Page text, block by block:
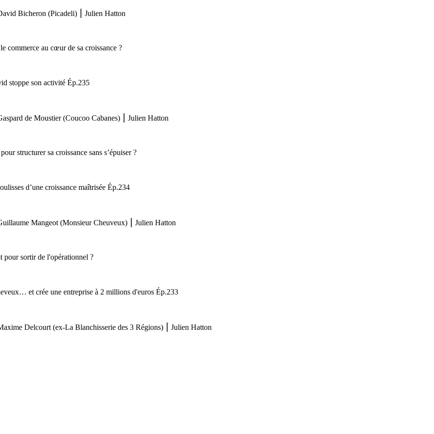
Bicheron (Picadeli) ⎮ Julien Hatton
commerce au cœur de sa croissance ?
stoppe son activité Ép.235
de Moustier (Coucoo Cabanes) ⎮ Julien Hatton
structurer sa croissance sans s’épuiser ?
d’une croissance maîtrisée Ép.234
Mangeot (Monsieur Cheuveux) ⎮ Julien Hatton
sortir de l'opérationnel ?
et crée une entreprise à 2 millions d'euros Ép.233
Delcourt (ex-La Blanchisserie des 3 Régions) ⎮ Julien Hatton